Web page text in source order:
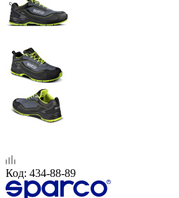
Код: 434-88-89